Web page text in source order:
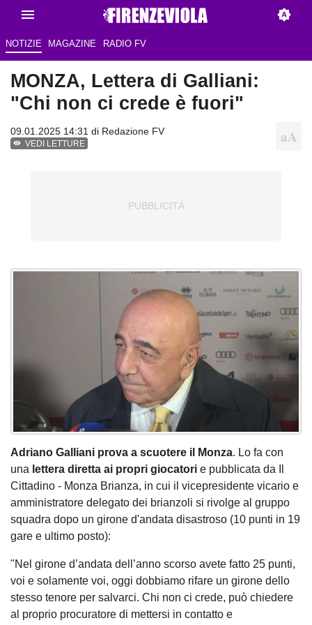
NOTIZIE MAGAZINE RADIO FV
MONZA, Lettera di Galliani:
"Chi non ci crede è fuori"
09.01.2025 14:31 di Redazione FV
VEDI LETTURE
Adriano Galliani prova a scuotere il Monza. Lo fa con
una lettera diretta ai propri giocatori e pubblicata da Il
Cittadino - Monza Brianza, in cui il vicepresidente vicario e
amministratore delegato dei brianzoli si rivolge al gruppo
squadra dopo un girone d'andata disastroso (10 punti in 19
gare e ultimo posto):
"Nel girone d’andata dell’anno scorso avete fatto 25 punti,
voi e solamente voi, oggi dobbiamo rifare un girone dello
stesso tenore per salvarci. Chi non ci crede, può chiedere
al proprio procuratore di mettersi in contatto e